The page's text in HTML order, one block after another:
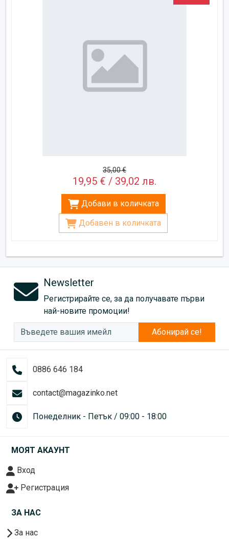
35,00 €
19,95 € / 39,02 лв.
Добави в количката
Добавен в количката
Newsletter
Регистрирайте се, за да получавате първи
най-новите промоции!
Абонирай се!
0886 646 184
contact@magazinko.net
Понеделник - Петък / 09:00 - 18:00
МОЯТ АКАУНТ
Вход
Регистрация
ЗА НАС
За нас